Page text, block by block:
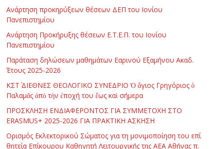
Ανάρτηση προκηρύξεων θέσεων ΔΕΠ του Ιονίου
Πανεπιστημίου
Ανάρτηση Προκήρυξης θέσεων Ε.Τ.Ε.Π. του Ιονίου
Πανεπιστημίου
Παράταση δηλώσεων μαθημάτων Εαρινού Εξαμήνου Ακαδ.
Έτους 2025-2026
ΚΣΤ΄ ΔΙΕΘΝΕΣ ΘΕΟΛΟΓΙΚΟ ΣΥΝΕΔΡΙΟ Ὁ ἅγιος Γρηγόριος ὁ
Παλαμᾶς ἀπὸ τὴν ἐποχή του ἕως καὶ σήμερα
ΠΡΟΣΚΛΗΣΗ ΕΝΔΙΑΦΕΡΟΝΤΟΣ ΓΙΑ ΣΥΜΜΕΤΟΧΗ ΣΤΟ
ERASMUS+ 2025-2026 ΓΙΑ ΠΡΑΚΤΙΚΗ ΑΣΚΗΣΗ
Ορισμός Εκλεκτορικού Σώματος για τη μονιμοποίηση του επί
θητεία Επίκουρου Καθηγητή Λειτουργικής της ΑΕΑ Αθήνας π.